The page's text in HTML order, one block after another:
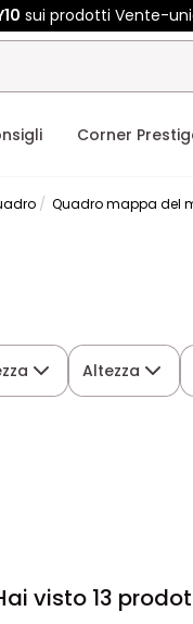
sui prodotti Vente-
Corner
Quadro mappa del
Altezza
visto 13